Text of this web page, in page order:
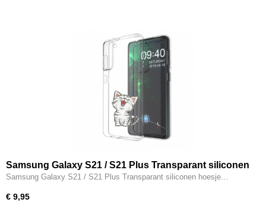
Samsung Galaxy S21 / S21 Plus Transparant siliconen
hoesje schattig katje
Samsung Galaxy S21 / S21 Plus Transparant siliconen hoesje…
€ 9,95